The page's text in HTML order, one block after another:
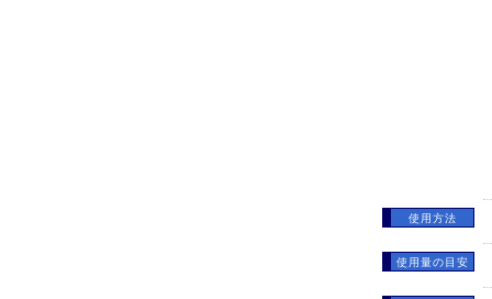
使用方法
使用量の目安